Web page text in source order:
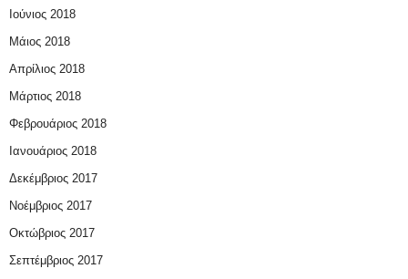
Ιούνιος 2018
Μάιος 2018
Απρίλιος 2018
Μάρτιος 2018
Φεβρουάριος 2018
Ιανουάριος 2018
Δεκέμβριος 2017
Νοέμβριος 2017
Οκτώβριος 2017
Σεπτέμβριος 2017